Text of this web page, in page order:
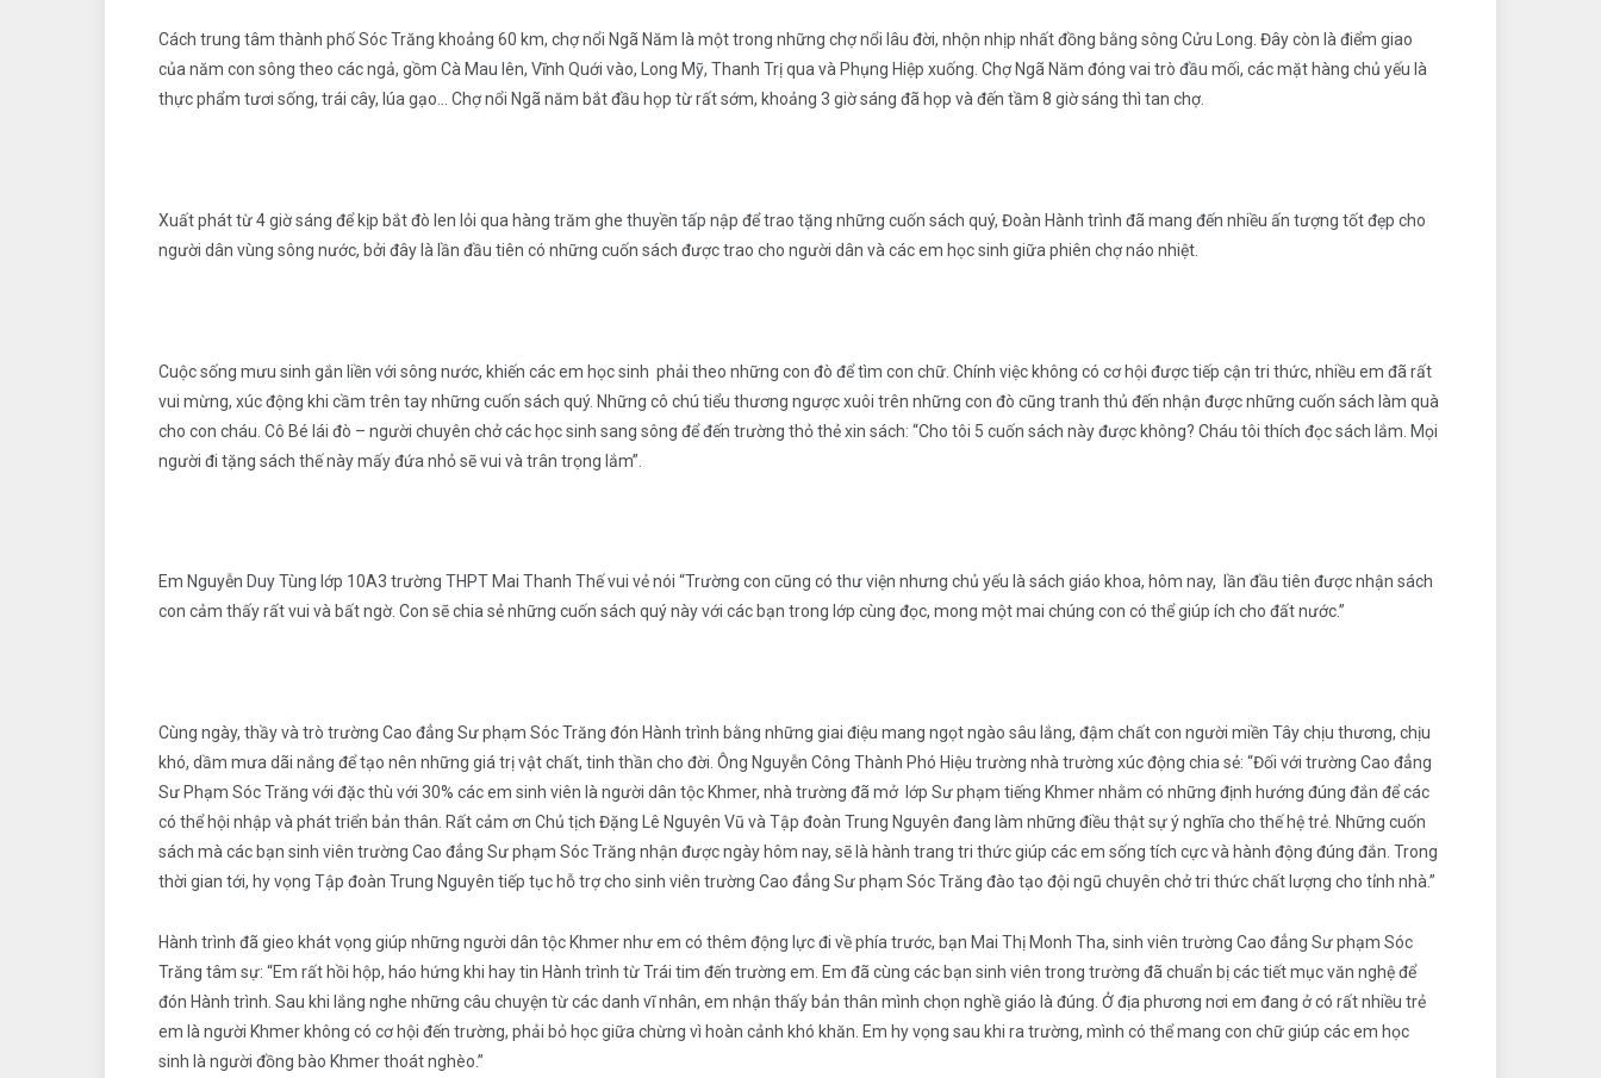
Cách trung tâm thành phố Sóc Trăng khoảng 60 km, chợ nổi Ngã Năm là một trong những chợ nổi lâu đời, nhộn nhịp nhất đồng bằng sông Cửu Long. Đây còn là điểm giao
của năm con sông theo các ngả, gồm Cà Mau lên, Vĩnh Quới vào, Long Mỹ, Thanh Trị qua và Phụng Hiệp xuống. Chợ Ngã Năm đóng vai trò đầu mối, các mặt hàng chủ yếu là
thực phẩm tươi sống, trái cây, lúa gạo… Chợ nổi Ngã năm bắt đầu họp từ rất sớm, khoảng 3 giờ sáng đã họp và đến tầm 8 giờ sáng thì tan chợ.
Xuất phát từ 4 giờ sáng để kịp bắt đò len lỏi qua hàng trăm ghe thuyền tấp nập để trao tặng những cuốn sách quý, Đoàn Hành trình đã mang đến nhiều ấn tượng tốt đẹp cho
người dân vùng sông nước, bởi đây là lần đầu tiên có những cuốn sách được trao cho người dân và các em học sinh giữa phiên chợ náo nhiệt.
Cuộc sống mưu sinh gắn liền với sông nước, khiến các em học sinh phải theo những con đò để tìm con chữ. Chính việc không có cơ hội được tiếp cận tri thức, nhiều em đã rất
vui mừng, xúc động khi cầm trên tay những cuốn sách quý. Những cô chú tiểu thương ngược xuôi trên những con đò cũng tranh thủ đến nhận được những cuốn sách làm quà
cho con cháu. Cô Bé lái đò – người chuyên chở các học sinh sang sông để đến trường thỏ thẻ xin sách: “Cho tôi 5 cuốn sách này được không? Cháu tôi thích đọc sách lắm. Mọi
người đi tặng sách thế này mấy đứa nhỏ sẽ vui và trân trọng lắm”.
Em Nguyễn Duy Tùng lớp 10A3 trường THPT Mai Thanh Thế vui vẻ nói “Trường con cũng có thư viện nhưng chủ yếu là sách giáo khoa, hôm nay, lần đầu tiên được nhận sách
con cảm thấy rất vui và bất ngờ. Con sẽ chia sẻ những cuốn sách quý này với các bạn trong lớp cùng đọc, mong một mai chúng con có thể giúp ích cho đất nước.”
Cùng ngày, thầy và trò trường Cao đẳng Sư phạm Sóc Trăng đón Hành trình bằng những giai điệu mang ngọt ngào sâu lắng, đậm chất con người miền Tây chịu thương, chịu
khó, dầm mưa dãi nắng để tạo nên những giá trị vật chất, tinh thần cho đời. Ông Nguyễn Công Thành Phó Hiệu trường nhà trường xúc động chia sẻ: “Đối với trường Cao đẳng
Sư Phạm Sóc Trăng với đặc thù với 30% các em sinh viên là người dân tộc Khmer, nhà trường đã mở lớp Sư phạm tiếng Khmer nhằm có những định hướng đúng đắn để các
có thể hội nhập và phát triển bản thân. Rất cảm ơn Chủ tịch Đặng Lê Nguyên Vũ và Tập đoàn Trung Nguyên đang làm những điều thật sự ý nghĩa cho thế hệ trẻ. Những cuốn
sách mà các bạn sinh viên trường Cao đẳng Sư phạm Sóc Trăng nhận được ngày hôm nay, sẽ là hành trang tri thức giúp các em sống tích cực và hành động đúng đắn. Trong
thời gian tới, hy vọng Tập đoàn Trung Nguyên tiếp tục hỗ trợ cho sinh viên trường Cao đẳng Sư phạm Sóc Trăng đào tạo đội ngũ chuyên chở tri thức chất lượng cho tỉnh nhà.”
Hành trình đã gieo khát vọng giúp những người dân tộc Khmer như em có thêm động lực đi về phía trước, bạn Mai Thị Monh Tha, sinh viên trường Cao đẳng Sư phạm Sóc
Trăng tâm sự: “Em rất hồi hộp, háo hứng khi hay tin Hành trình từ Trái tim đến trường em. Em đã cùng các bạn sinh viên trong trường đã chuẩn bị các tiết mục văn nghệ để
đón Hành trình. Sau khi lắng nghe những câu chuyện từ các danh vĩ nhân, em nhận thấy bản thân mình chọn nghề giáo là đúng. Ở địa phương nơi em đang ở có rất nhiều trẻ
em là người Khmer không có cơ hội đến trường, phải bỏ học giữa chừng vì hoàn cảnh khó khăn. Em hy vọng sau khi ra trường, mình có thể mang con chữ giúp các em học
sinh là người đồng bào Khmer thoát nghèo.”